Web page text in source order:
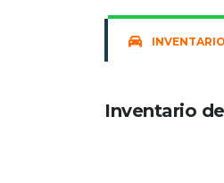
Inventario